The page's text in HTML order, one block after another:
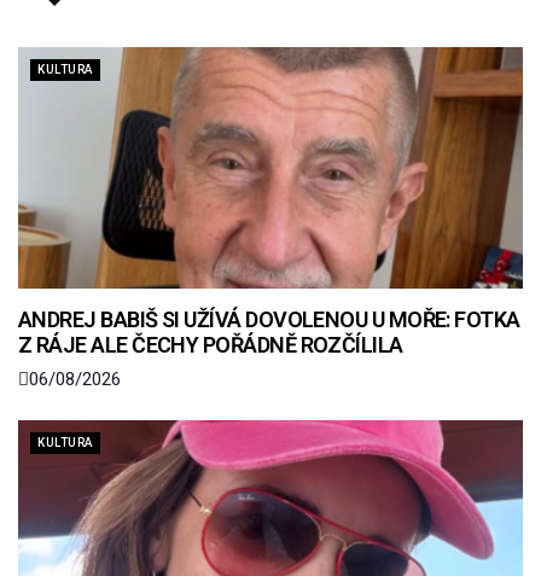
KULTURA
ANDREJ BABIŠ SI UŽÍVÁ DOVOLENOU U MOŘE: FOTKA
Z RÁJE ALE ČECHY POŘÁDNĚ ROZČÍLILA
06/08/2026
KULTURA